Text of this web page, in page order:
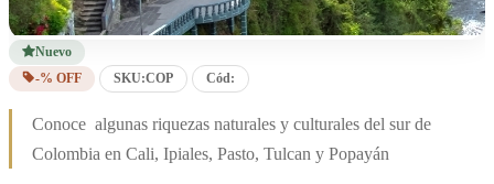
Nuevo
-% OFF
SKU:COP Cód:
Conoce algunas riquezas naturales y culturales del sur de
Colombia en Cali, Ipiales, Pasto, Tulcan y Popayán